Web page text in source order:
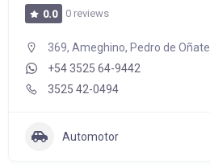
0.0 0 reviews
369, Ameghino, Pedro de Oñate
+54 3525 64-9442
3525 42-0494
Automotor